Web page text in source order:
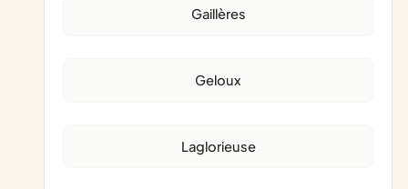
Gaillères
Geloux
Laglorieuse